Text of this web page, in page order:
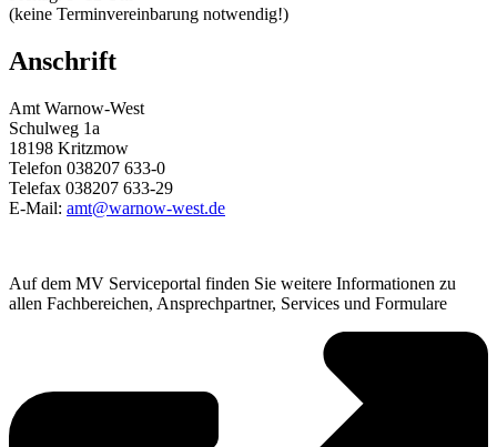
(keine Terminvereinbarung notwendig!)
Anschrift
Amt Warnow-West
Schulweg 1a
18198 Kritzmow
Telefon 038207 633-0
Telefax 038207 633-29
E-Mail: amt@warnow-west.de
Auf dem MV Serviceportal finden Sie weitere Informationen zu
allen Fachbereichen, Ansprechpartner, Services und Formulare